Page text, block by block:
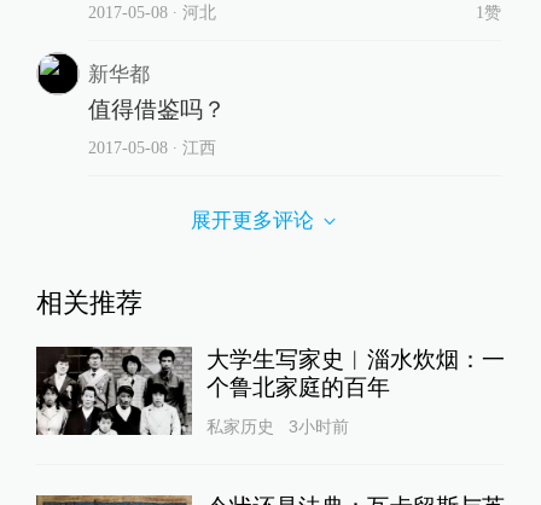
2017-05-08∙ 河北 1赞
新华都
值得借鉴吗？
2017-05-08∙ 江西
展开更多评论
相关推荐
大学生写家史︱淄水炊烟：一
个鲁北家庭的百年
私家历史 3小时前